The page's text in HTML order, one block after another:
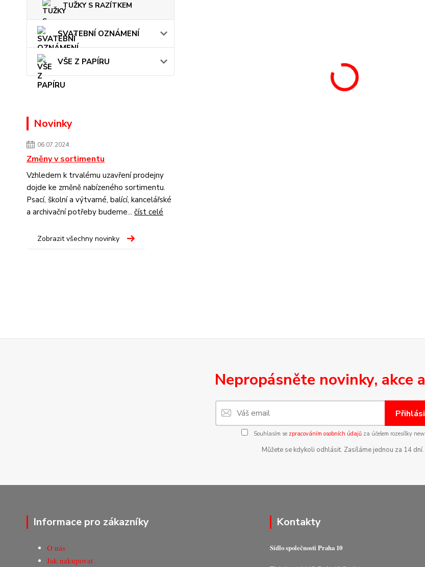
TUŽKY S RAZÍTKEM
SVATEBNÍ OZNÁMENÍ
VŠE Z PAPÍRU
Novinky
06.07.2024
Změny v sortimentu
Vzhledem k trvalému uzavření prodejny
dojde ke změně nabízeného sortimentu.
Psací, školní a výtvarné, balící, kancelářské
a archivační potřeby budeme... číst celé
Zobrazit všechny novinky
Nepropásněte novinky, akce
Souhlasím se zpracováním osobních údajůza účelem rozesílky
Můžete se kdykoli odhlásit. Zasíláme jednou za 14 dní.
Informace pro zákazníky
O nás
Jak nakupovat
Kontakty
Sídlo společnosti Praha 10